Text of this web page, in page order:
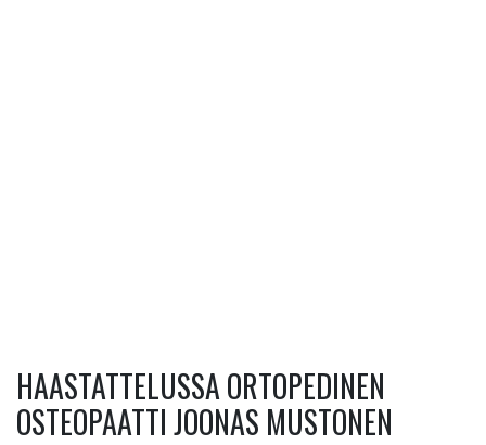
HAASTATTELUSSA ORTOPEDINEN
OSTEOPAATTI JOONAS MUSTONEN